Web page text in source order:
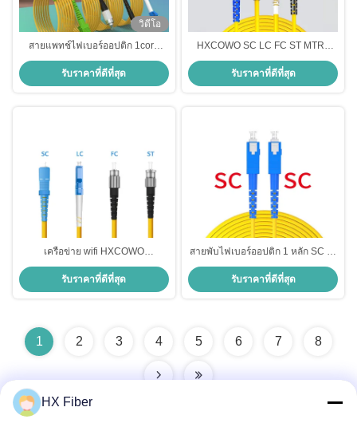
วิดีโอ
สายแพทช์ไฟเบอร์ออปติก 1core
HXCOWO SC/FC/LC/ST การสูญ
เสียต่ำ APC/UPC 9/125 SM SX 3M
G657A
รับราคาที่ดีที่สุด
HXCOWO SC LC FC ST MTRJ
APC/UPC เครื่องเชื่อมต่อในบ้าน
รับราคาที่ดีที่สุด
เครือข่าย wifi HXCOWO
SC/FC/LC/ST/MTRJ/MU/DIN UPC
APC Connector สายพับไฟเบอร์ออ
ปติก
รับราคาที่ดีที่สุด
สายพับไฟเบอร์ออปติก 1 หลัก SC ถึง
SC UPC/APC 2.0mm/3.0mm
G652D/G657A สําหรับใน FTTH
รับราคาที่ดีที่สุด
1 2 3 4 5 6 7 8
HX Fiber